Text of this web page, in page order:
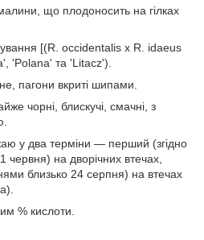
що плодоносить на гілках
[(R. occidentalis x R. idaeus
'Polana' та 'Litacz').
пагони вкриті шипами.
чорні, блискучі, смачні, з
у два терміни — перший (згідно
червня) на дворічних втечах,
близько 24 серпня) на втечах
% кислоти.